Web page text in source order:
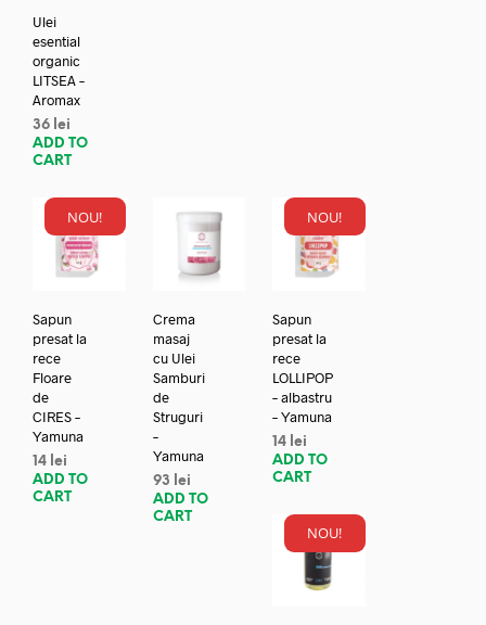
Ulei
esential
organic
LITSEA –
Aromax
36 lei
ADD TO
CART
NOU!
Sapun
presat la
rece
Floare
de
CIRES –
Yamuna
14 lei
ADD TO
CART
Crema
masaj
cu Ulei
Samburi
de
Struguri
–
Yamuna
93
lei
ADD TO
CART
NOU!
Sapun
presat la
rece
LOLLIPOP
– albastru
– Yamuna
14 lei
ADD TO
CART
NOU!